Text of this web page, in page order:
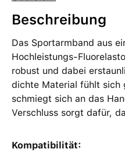
Beschreibung
Das Sportarmband aus
Hochleistungs-
robust und dabei
dichte Material fühlt sich
schmiegt sich an das
Verschluss sorgt dafür,
Kompatibilität: